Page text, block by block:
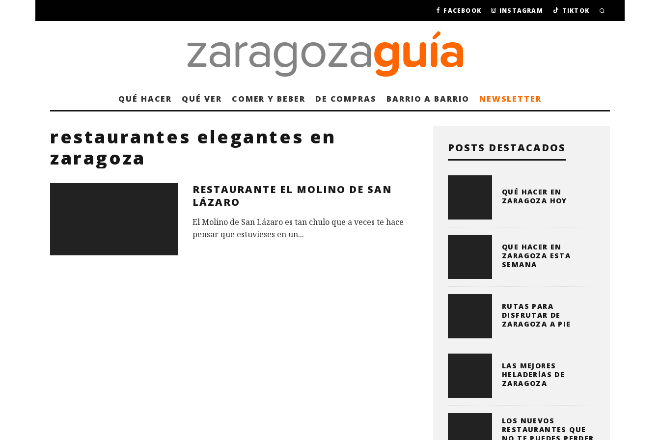
FACEBOOK INSTAGRAM TIKTOK
QUÉ HACER QUÉ VER COMER Y BEBER DE COMPRAS BARRIO A BARRIO NEWSLETTER
restaurantes elegantes en
zaragoza
RESTAURANTE EL MOLINO DE SAN
LÁZARO
El Molino de San Lázaro es tan chulo que a veces te hace
pensar que estuvieses en un...
POSTS DESTACADOS
QUÉ HACER EN
ZARAGOZA HOY
QUE HACER EN
ZARAGOZA ESTA
SEMANA
RUTAS PARA
DISFRUTAR DE
ZARAGOZA A PIE
LAS MEJORES
HELADERÍAS DE
ZARAGOZA
LOS NUEVOS
RESTAURANTES QUE
NO TE PUEDES PERDER